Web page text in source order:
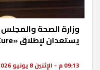
وزارة الصحة
يستعدان لإطلاق «Tour for Cure»
09:13 م - الإثنين 8 يونيو 2026